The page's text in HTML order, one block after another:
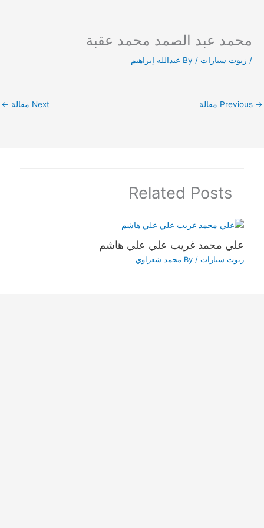
content
محمد عبد الصمد محمد عقبة
/ زيوت سيارات / By عبدالله إبراهيم
→ Next مقالة ←
Related Posts
علي محمد غريب علي علي هاشم
زيوت سيارات / By محمد شعراوي